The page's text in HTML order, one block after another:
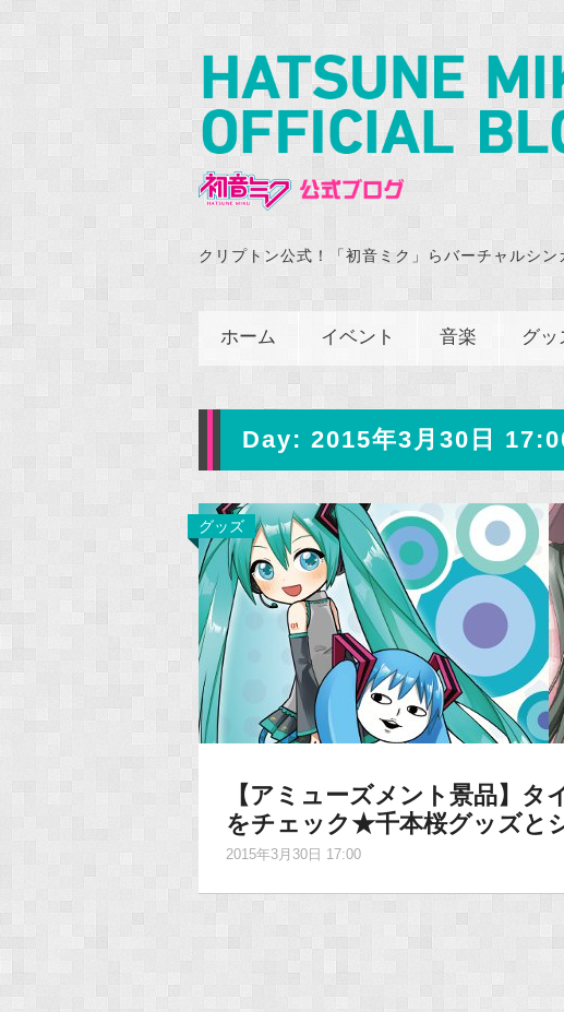
クリプトン公式！「初音ミク」らバーチャルシン
ホーム イベント 音楽 グッ
Day: 2015年3月30日
グッズ
【アミューズメント景品】
をチェック★千本桜グッズと
2015年3月30日 17:00